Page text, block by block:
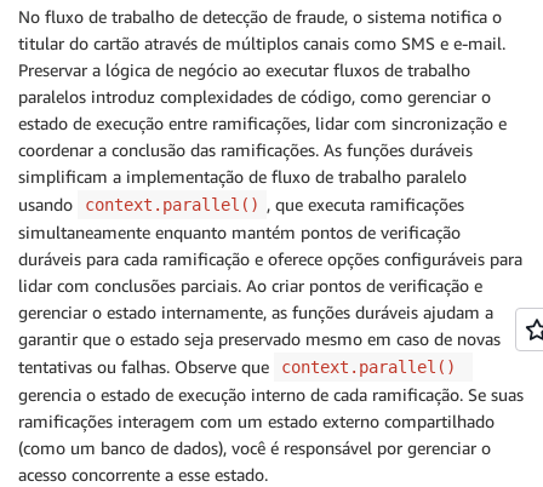
No fluxo de trabalho de detecção de fraude, o sistema notifica o
titular do cartão através de múltiplos canais como SMS e e-mail.
Preservar a lógica de negócio ao executar fluxos de trabalho
paralelos introduz complexidades de código, como gerenciar o
estado de execução entre ramificações, lidar com sincronização e
coordenar a conclusão das ramificações. As funções duráveis
simplificam a implementação de fluxo de trabalho paralelo
usando
context.parallel() , que executa ramificações
simultaneamente enquanto mantém pontos de verificação
duráveis para cada ramificação e oferece opções configuráveis para
lidar com conclusões parciais. Ao criar pontos de verificação e
gerenciar o estado internamente, as funções duráveis ajudam a
garantir que o estado seja preservado mesmo em caso de novas
tentativas ou falhas. Observe que
context.parallel()
gerencia o estado de execução interno de cada ramificação. Se suas
ramificações interagem com um estado externo compartilhado
(como um banco de dados), você é responsável por gerenciar o
acesso concorrente a esse estado.